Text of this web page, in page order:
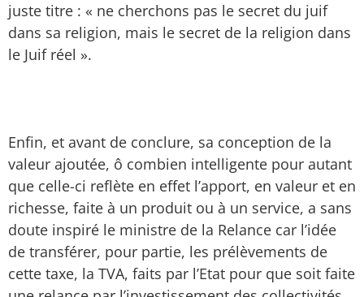
juste titre : « ne cherchons pas le secret du juif
dans sa religion, mais le secret de la religion dans
le Juif réel ».
Enfin, et avant de conclure, sa conception de la
valeur ajoutée, ô combien intelligente pour autant
que celle-ci reflète en effet l’apport, en valeur et en
richesse, faite à un produit ou à un service, a sans
doute inspiré le ministre de la Relance car l’idée
de transférer, pour partie, les prélèvements de
cette taxe, la TVA, faits par l’Etat pour que soit faite